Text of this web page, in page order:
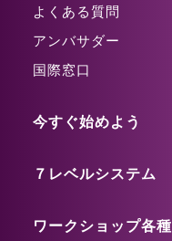
よくある質問
アンバサダー
国際窓口
今すぐ始めよう
７レベルシステム
ワークショップ各種